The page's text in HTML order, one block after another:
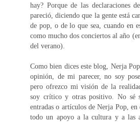
hay? Porque de las declaraciones
pareció, diciendo que la gente está
de pop, o de lo que sea, cuando en
como mucho dos conciertos al año
del verano).
Como bien dices este blog, Nerja
opinión, de mi parecer, no soy
pero ofrezco mi visión de la
soy crítico y otras positivo. No sé
entradas o artículos de Nerja Pop,
todo un apoyo a la cultura y a las